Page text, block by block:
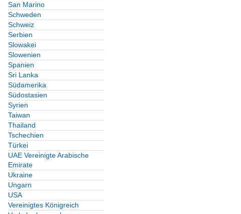
San Marino
Schweden
Schweiz
Serbien
Slowakei
Slowenien
Spanien
Sri Lanka
Südamerika
Südostasien
Syrien
Taiwan
Thailand
Tschechien
Türkei
UAE Vereinigte Arabische
Emirate
Ukraine
Ungarn
USA
Vereinigtes Königreich